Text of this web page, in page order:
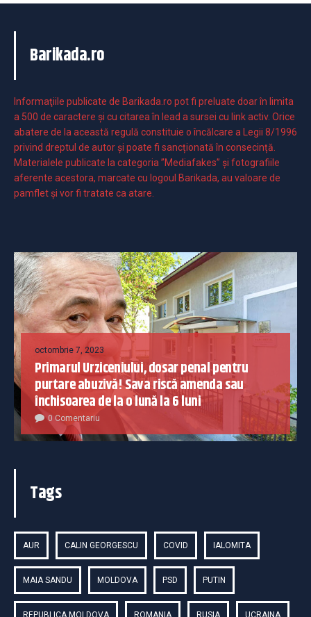
Barikada.ro
Informaţiile publicate de Barikada.ro pot fi preluate doar în limita
a 500 de caractere şi cu citarea în lead a sursei cu link activ. Orice
abatere de la această regulă constituie o încălcare a Legii 8/1996
privind dreptul de autor și poate fi sancționată în consecință.
Materialele publicate la categoria ”Mediafakes” și fotografiile
aferente acestora, marcate cu logoul Barikada, au valoare de
pamflet și vor fi tratate ca atare.
octombrie 7, 2023
Primarul Urziceniului, dosar penal pentru
purtare abuzivă! Sava riscă amenda sau
închisoarea de la o lună la 6 luni
0 Comentariu
Tags
AUR CALIN GEORGESCU COVID IALOMITA
MAIA SANDU MOLDOVA PSD PUTIN
REPUBLICA MOLDOVA ROMANIA RUSIA UCRAINA